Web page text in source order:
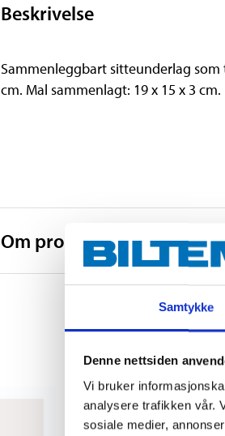
Samtykke
Denne nettsiden
Vi bruker
analysere trafikken vår.
sosiale medier,
Beskrivelse
Sammenleggbart sitteunderlag som
cm. Mal sammenlagt: 19 x 15 x 3 cm.
Om produsenten
Testet